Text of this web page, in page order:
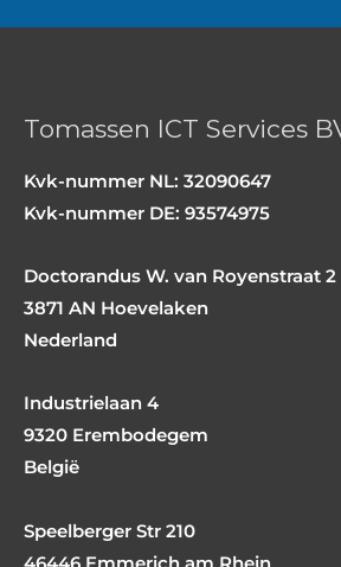
Tomassen ICT Services
Kvk-nummer NL: 32090647
Kvk-nummer DE: 93574975
Doctorandus W. van Royenstraat 2
3871 AN Hoevelaken
Nederland
Industrielaan 4
9320 Erembodegem
België
Speelberger Str 210
46446 Emmerich am Rhein